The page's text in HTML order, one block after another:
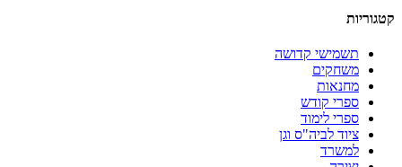
קטגוריות
תשמישי קדושה
משחקים
מחנאות
ספרי קודש
ספרי לימוד
ציוד לביה"ס וגן
למשרד